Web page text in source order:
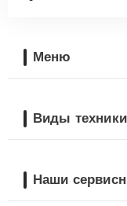
Меню
Виды техники
Наши